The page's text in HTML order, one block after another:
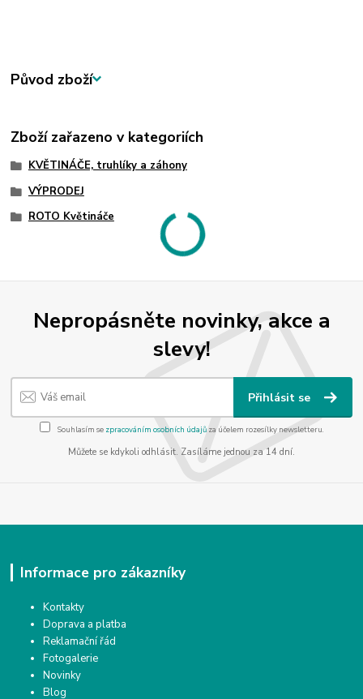
Původ zboží
Zboží zařazeno v kategoriích
KVĚTINÁČE, truhlíky a záhony
VÝPRODEJ
ROTO Květináče
Nepropásněte novinky, akce a
slevy!
Přihlásit se
Souhlasím se zpracováním osobních údajůza účelem rozesílky newsletteru.
Můžete se kdykoli odhlásit. Zasíláme jednou za 14 dní.
Informace pro zákazníky
Kontakty
Doprava a platba
Reklamační řád
Fotogalerie
Novinky
Blog